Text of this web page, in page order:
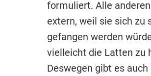
formuliert. Alle
extern, weil sie sich zu
gefangen werden
vielleicht die Latten zu
Deswegen gibt es